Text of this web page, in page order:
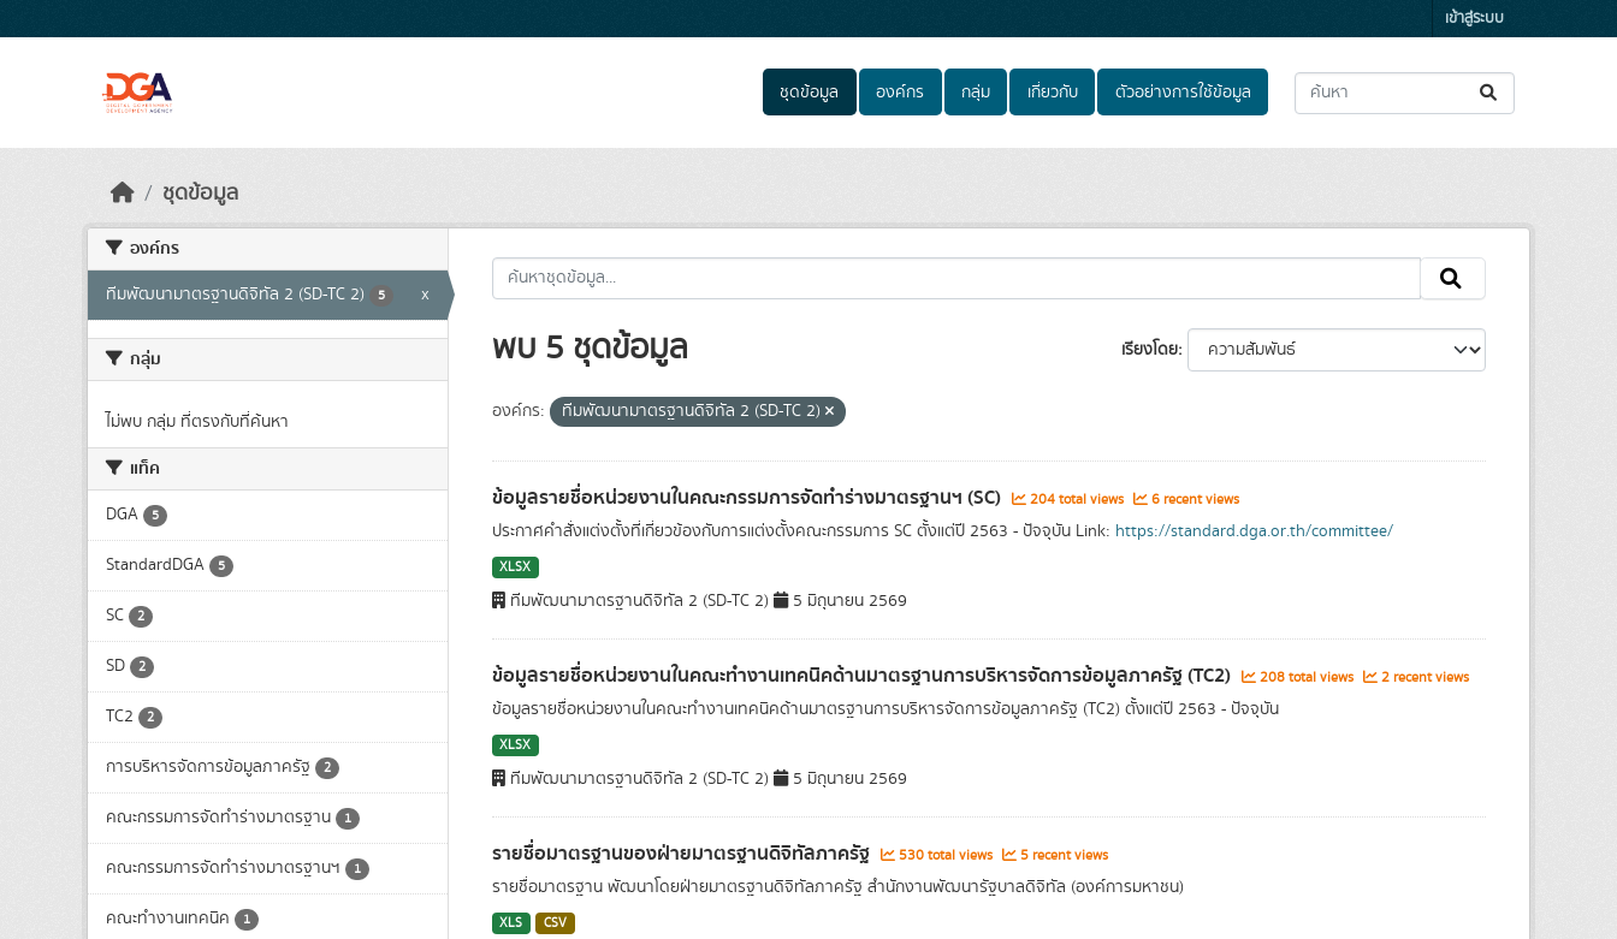
เข้าสู่ระบบ
ชุดข้อมูล องค์กร กลุ่ม เกี่ยวกับ ตัวอย่างการใช้ข้อมูล
ชุดข้อมูล
องค์กร
ทีมพัฒนามาตรฐานดิจิทัล 2 (SD-TC 2) 5 x
กลุ่ม
ไม่พบ กลุ่ม ที่ตรงกับที่ค้นหา
แท็ค
DGA 5
StandardDGA 5
SC 2
SD 2
TC2 2
การบริหารจัดการข้อมูลภาครัฐ 2
คณะกรรมการจัดทำร่างมาตรฐาน 1
คณะกรรมการจัดทำร่างมาตรฐานฯ 1
คณะทำงานเทคนิค 1
เรียงโดย
พบ 5 ชุดข้อมูล
องค์กร: ทีมพัฒนามาตรฐานดิจิทัล 2 (SD-TC 2)
ข้อมูลรายชื่อหน่วยงานในคณะกรรมการจัดทำร่างมาตรฐานฯ (SC) 204 total views 6 recent views
ประกาศคำสั่งแต่งตั้งที่เกี่ยวข้องกับการแต่งตั้งคณะกรรมการ SC ตั้งแต่ปี 2563 - ปัจจุบัน Link: https://standard.dga.or.th/committee/
XLSX
ทีมพัฒนามาตรฐานดิจิทัล 2 (SD-TC 2) 5 มิถุนายน 2569
ข้อมูลรายชื่อหน่วยงานในคณะทำงานเทคนิคด้านมาตรฐานการบริหารจัดการข้อมูลภาครัฐ (TC2) 208 total views 2 recent views
ข้อมูลรายชื่อหน่วยงานในคณะทำงานเทคนิคด้านมาตรฐานการบริหารจัดการข้อมูลภาครัฐ (TC2) ตั้งแต่ปี 2563 - ปัจจุบัน
XLSX
ทีมพัฒนามาตรฐานดิจิทัล 2 (SD-TC 2) 5 มิถุนายน 2569
รายชื่อมาตรฐานของฝ่ายมาตรฐานดิจิทัลภาครัฐ 530 total views 5 recent views
รายชื่อมาตรฐาน พัฒนาโดยฝ่ายมาตรฐานดิจิทัลภาครัฐ สำนักงานพัฒนารัฐบาลดิจิทัล (องค์การมหาชน)
XLS CSV